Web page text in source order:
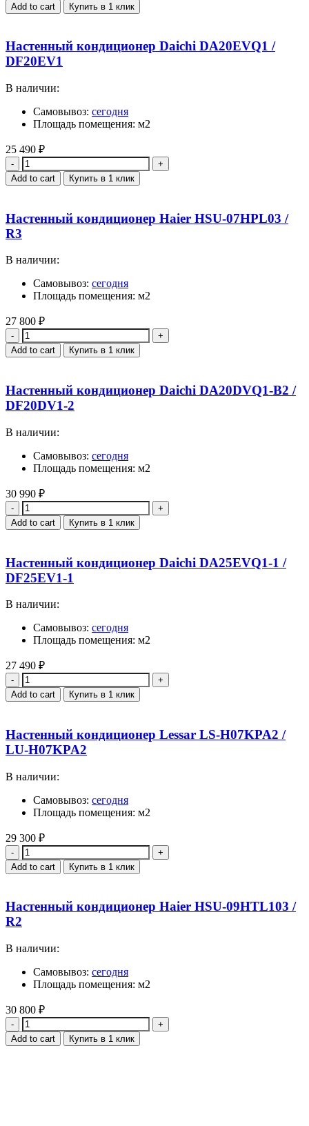
Add to cart Купить в 1 клик
Настенный кондиционер Daichi DA20EVQ1 /
DF20EV1
В наличии:
Самовывоз: сегодня
Площадь помещения: м2
25 490 ₽
Quantity
Add to cart Купить в 1 клик
Настенный кондиционер Haier HSU-07HPL03 /
R3
В наличии:
Самовывоз: сегодня
Площадь помещения: м2
27 800 ₽
Quantity
Add to cart Купить в 1 клик
Настенный кондиционер Daichi DA20DVQ1-B2 /
DF20DV1-2
В наличии:
Самовывоз: сегодня
Площадь помещения: м2
30 990 ₽
Quantity
Add to cart Купить в 1 клик
Настенный кондиционер Daichi DA25EVQ1-1 /
DF25EV1-1
В наличии:
Самовывоз: сегодня
Площадь помещения: м2
27 490 ₽
Quantity
Add to cart Купить в 1 клик
Настенный кондиционер Lessar LS-H07KPA2 /
LU-H07KPA2
В наличии:
Самовывоз: сегодня
Площадь помещения: м2
29 300 ₽
Quantity
Add to cart Купить в 1 клик
Настенный кондиционер Haier HSU-09HTL103 /
R2
В наличии:
Самовывоз: сегодня
Площадь помещения: м2
30 800 ₽
Quantity
Add to cart Купить в 1 клик